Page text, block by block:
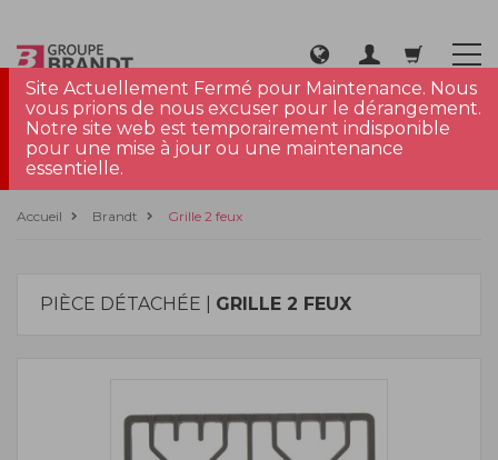
Site Actuellement Fermé pour Maintenance. Nous
vous prions de nous excuser pour le dérangement.
Notre site web est temporairement indisponible
pour une mise à jour ou une maintenance
essentielle.
Accueil Brandt Grille 2 feux
PIÈCE DÉTACHÉE | GRILLE 2 FEUX